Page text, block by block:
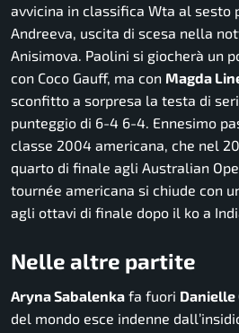
avvicina in classifica Wta al sesto
Andreeva, uscita di scesa nella
Anisimova. Paolini si giocherà un
con Coco Gauff, ma con Magda
sconfitto a sorpresa la testa di
punteggio di 6-4 6-4. Ennesimo
classe 2004 americana, che nel
quarto di finale agli Australian
tournée americana si chiude con
agli ottavi di finale dopo il ko a
Nelle altre partite
Aryna Sabalenka fa fuori Danielle
del mondo esce indenne